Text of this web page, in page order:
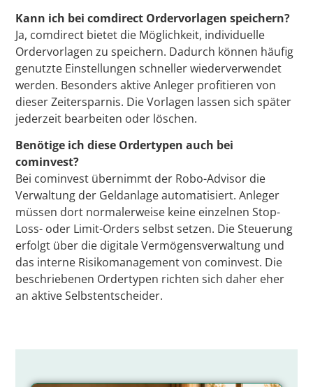
Kann ich bei comdirect Ordervorlagen speichern?
Ja, comdirect bietet die Möglichkeit, individuelle
Ordervorlagen zu speichern. Dadurch können häufig
genutzte Einstellungen schneller wiederverwendet
werden. Besonders aktive Anleger profitieren von
dieser Zeitersparnis. Die Vorlagen lassen sich später
jederzeit bearbeiten oder löschen.
Benötige ich diese Ordertypen auch bei
cominvest?
Bei cominvest übernimmt der Robo-Advisor die
Verwaltung der Geldanlage automatisiert. Anleger
müssen dort normalerweise keine einzelnen Stop-
Loss- oder Limit-Orders selbst setzen. Die Steuerung
erfolgt über die digitale Vermögensverwaltung und
das interne Risikomanagement von cominvest. Die
beschriebenen Ordertypen richten sich daher eher
an aktive Selbstentscheider.